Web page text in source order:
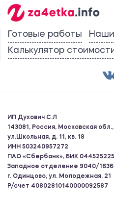
Готовые работы
Наши
Калькулятор
ИП Духович С.Л
143081, Россия, Московская
ул.Школьная, д. 11, кв. 18
ИНН 503240957272
ПАО «Сбербанк», БИК 044525225
Западное отделение 9040/1636
г. Одинцово, ул. Молодежная, 21
Р/счет 40802810140000092587